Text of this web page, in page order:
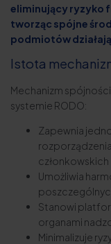
eliminujący ryzyko
tworząc spójne
podmiotów
Istota
Mechanizm
systemie RODO:
Zapewnia
członkowskich
Umożliwia
Stanowi
organami
Minimalizuje